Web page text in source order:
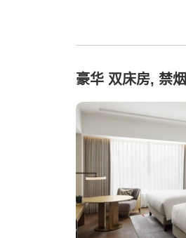
豪华 双床房, 禁烟